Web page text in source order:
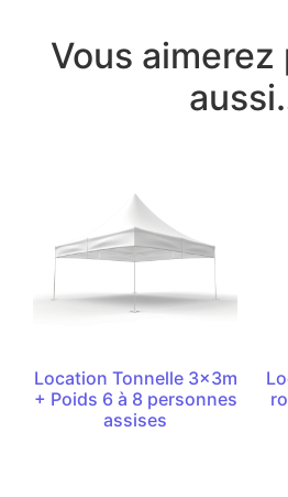
Vous
Location Tonnelle 3x3m
+ Poids 6 à 8 personnes
assises